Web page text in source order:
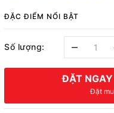
ĐẶC ĐIỂM NỔI BẬT
Số lượng: –
ĐẶT NGAY
Đặt